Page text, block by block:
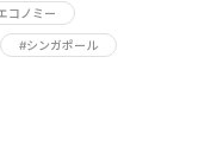
コノミー
#シンガポール